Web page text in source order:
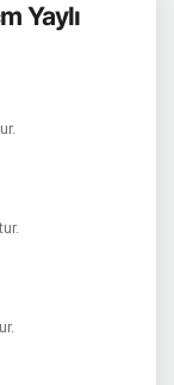
Yaylı